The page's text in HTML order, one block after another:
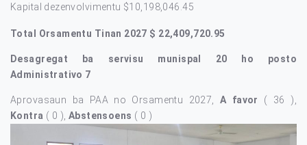
Kapital dezenvolvimentu $10,198,046.45
Total Orsamentu Tinan 2027 $ 22,409,720.95
Desagregat ba servisu munispal 20 ho posto
Administrativo 7
Aprovasaun ba PAA no Orsamentu 2027,A favor
( 36 ),
Kontra ( 0 ), Abstensoens ( 0 )